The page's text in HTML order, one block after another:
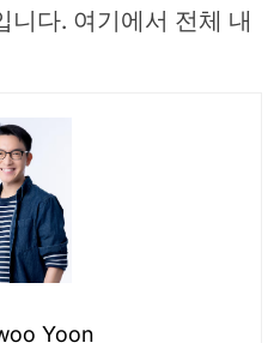
니다. 여기에서 전체 내
Yoon